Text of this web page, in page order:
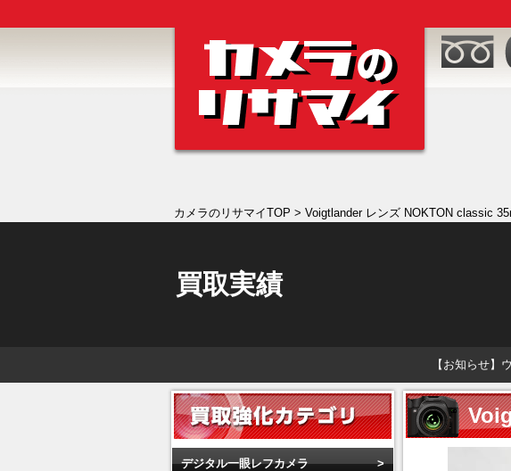
カメラのリサマイTOP > Voigtlander レンズ NOKTON classic
買取実績
【お知らせ】
デジタル一眼レフカメラ